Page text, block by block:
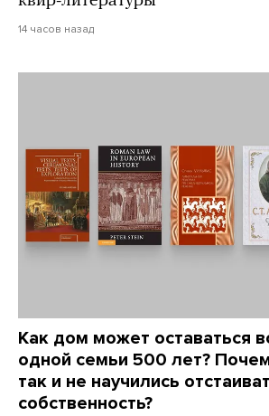
14 часов назад
Как дом может оставаться
одной семьи 500 лет?
так и не научились
собственность?